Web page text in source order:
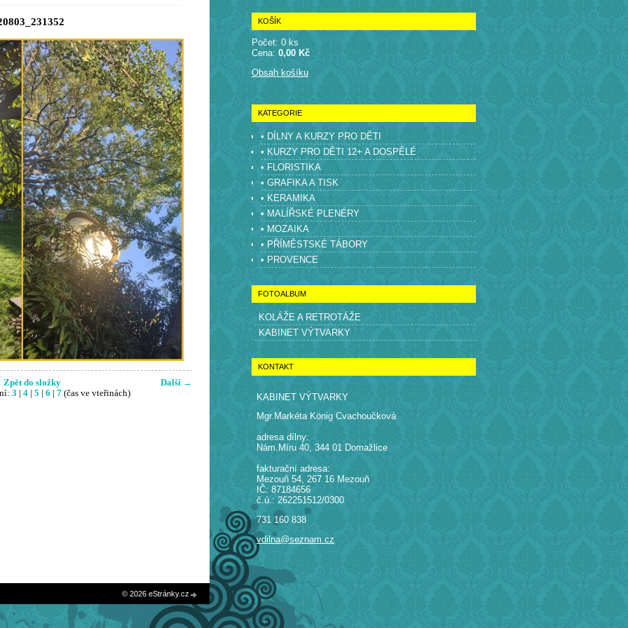
Další →
Zpět do složky
3 4 5 6 7 (čas ve vteřinách)
KOŠÍK
Počet: 0 ks
Cena:0,00 Kč
Obsah košíku
KATEGORIE
• DÍLNY A KURZY PRO DĚTI
• KURZY PRO DĚTI 12+ A DOSPĚLÉ
• FLORISTIKA
• GRAFIKA A TISK
• KERAMIKA
• MALÍŘSKÉ PLENÉRY
• MOZAIKA
• PŘÍMĚSTSKÉ TÁBORY
• PROVENCE
FOTOALBUM
KOLÁŽE A RETROTÁŽE
KABINET VÝTVARKY
KONTAKT
KABINET VÝTVARKY
Mgr.Markéta König Cvachoučková
adresa dílny:
Nám.Míru 40, 344 01 Domažlice
fakturační adresa:
Mezouň 54, 267 16 Mezouň
IČ: 87184656
č.ú.: 262251512/0300
731 160 838
vdilna@seznam.cz
© 2026 eStránky.cz